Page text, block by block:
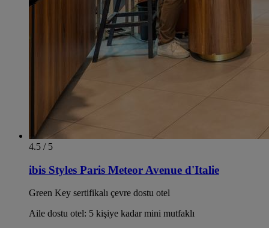
4.5 / 5
ibis Styles Paris Meteor Avenue d'Italie
Green Key sertifikalı çevre dostu otel
Aile dostu otel: 5 kişiye kadar mini mutfaklı